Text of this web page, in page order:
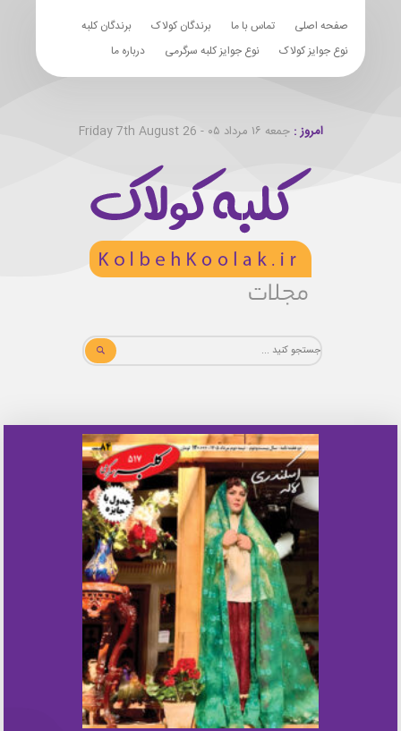
صفحه اصلی تماس با ما برندگان کولاک
برندگان کلبه
نوع جوایز کولاک
نوع جوایز کلبه سرگرمی درباره ما
امروز :جمعه ۱۶ مرداد ۰۵ - Friday 7th August 26